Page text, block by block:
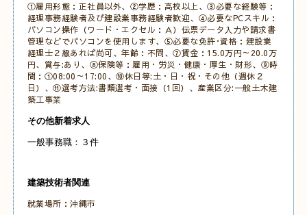
①雇用形態：正社員以外、②学歴：高校以上、③必要な経験等：
経理事務経験者及び建設業事務経験者歓迎、④必要なPCスキル：
パソコン操作（ワード・エクセル：Ａ）伝票データ入力や請求書
管理などでパソコンを使用します、⑤必要な免許･資格：建設業
経理士２級あれば尚可、年齢：不問、⑦賃金：15.0万円～20.0万
円、賞与:あり、⑧保険等：雇用・労災・健康・厚生・財形、⑨時
間：①08:00～17:00、⑩休日等:土・日・祝・その他（週休２
日）、⑪選考方法:書類選考・面接（1回）、産業区分:一般土木建
築工事業
その他新着求人
一般事務職：３件
建築技術者関連
就業場所：沖縄市